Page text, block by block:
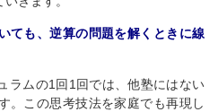
ても、逆算の問題を解くときに線
ラムの1回1回では、他塾にはない
。この思考技法を家庭でも再現し